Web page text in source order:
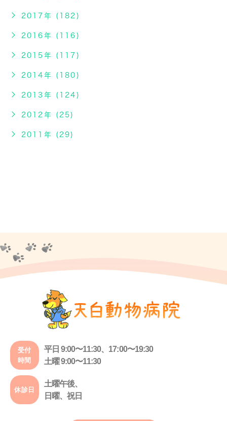
2017年 (182)
2016年 (116)
2015年 (117)
2014年 (180)
2013年 (124)
2012年 (25)
2011年 (29)
受付
時間
平日 9:00〜11:30、17:00〜19:30
土曜 9:00〜11:30
休診日
土曜午後、
日曜、祝日